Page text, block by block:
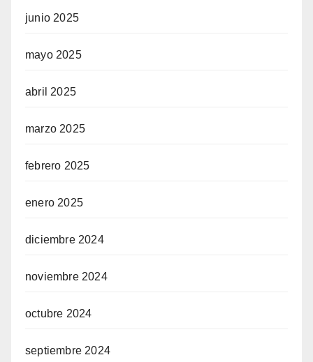
junio 2025
mayo 2025
abril 2025
marzo 2025
febrero 2025
enero 2025
diciembre 2024
noviembre 2024
octubre 2024
septiembre 2024